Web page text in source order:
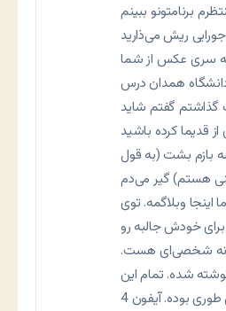
ریش می‌ذارید
سری عکس از شما
همدان درس
گذاشتم گفتم شاید
بازم بشت (به قول
اینجا وبلاگمه. توی
خودش جالبه رو
شخصی‌ای هست.
شده. تمام این
هشت سال هم همین طوری بوده. آیفون 4